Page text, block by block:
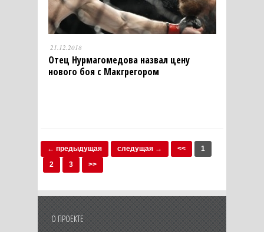
21.12.2018
Отец Нурмагомедова назвал цену
нового боя с Макгрегором
← предыдущая следущая → <<
1
2
3 >>
О ПРОЕКТЕ